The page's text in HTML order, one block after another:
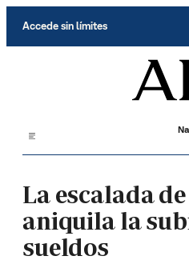
Accede sin límites
La escalada
aniquila la
sueldos